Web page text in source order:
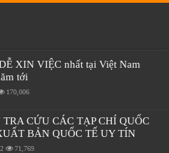
XIN VIỆC nhất tại Việt Nam
tới
170,006
CỨU CÁC TẠP CHÍ QUỐC
BẢN QUỐC TẾ UY TÍN
71,769